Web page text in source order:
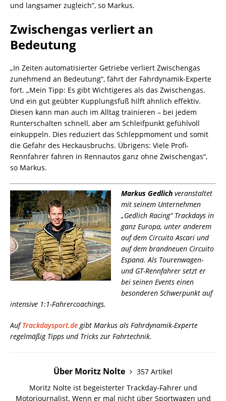
und langsamer zugleich“, so Markus.
Zwischengas verliert an
Bedeutung
„In Zeiten automatisierter Getriebe verliert Zwischengas
zunehmend an Bedeutung“, fährt der Fahrdynamik-Experte
fort. „Mein Tipp: Es gibt Wichtigeres als das Zwischengas.
Und ein gut geübter Kupplungsfuß hilft ähnlich effektiv.
Diesen kann man auch im Alltag trainieren – bei jedem
Runterschalten schnell, aber am Schleifpunkt gefühlvoll
einkuppeln. Dies reduziert das Schleppmoment und somit
die Gefahr des Heckausbruchs. Übrigens: Viele Profi-
Rennfahrer fahren in Rennautos ganz ohne Zwischengas“,
so Markus.
Markus Gedlich veranstaltet
mit seinem Unternehmen
„Gedlich Racing“ Trackdays in
ganz Europa, unter anderem
auf dem Circuito Ascari und
auf dem brandneuen Circuito
Espana. Als Tourenwagen-
und GT-Rennfahrer setzt er
bei seinen Events einen
besonderen Schwerpunkt auf
intensive 1:1-Fahrercoachings.
AufTrackdaysport.degibt Markus als Fahrdynamik-Experte
regelmäßig Tipps und Tricks zur Fahrtechnik.
Über Moritz Nolte
357 Artikel
Moritz Nolte ist begeisterter Trackday-Fahrer und
Motorjournalist. Wenn er mal nicht über Sportwagen und